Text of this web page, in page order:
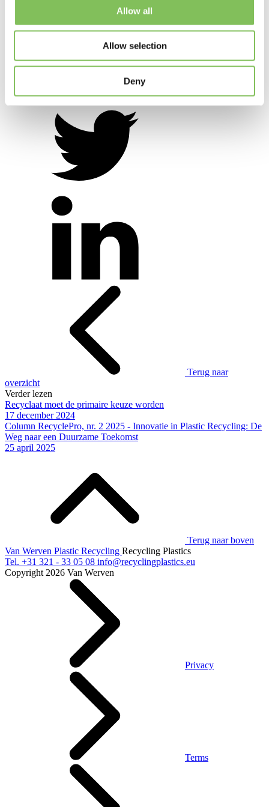
Allow all
Allow selection
Deny
Terug naar
overzicht
Verder lezen
Recyclaat moet de primaire keuze worden
17 december 2024
Column RecyclePro, nr. 2 2025 - Innovatie in Plastic Recycling: De
Weg naar een Duurzame Toekomst
25 april 2025
Terug naar boven
Van Werven Plastic Recycling Recycling Plastics
Tel. +31 321 - 33 05 08 info@recyclingplastics.eu
Copyright 2026 Van Werven
Privacy
Terms